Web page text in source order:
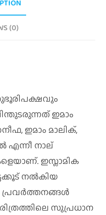
(0)
ഇമാം
ഇമാം മാലിക്,
എന്നീ നാല്
ഇസ്ലാമിക
നല്‍കിയ
സുപ്രധാന